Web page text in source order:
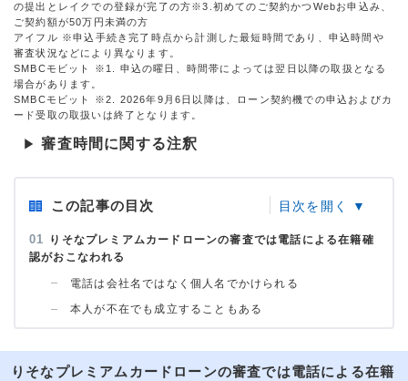
の提出とレイクでの登録が完了の方※3.初めてのご契約かつWebお申込み、
ご契約額が50万円未満の方
アイフル ※申込手続き完了時点から計測した最短時間であり、申込時間や
審査状況などにより異なります。
SMBCモビット ※1. 申込の曜日、時間帯によっては翌日以降の取扱となる
場合があります。
SMBCモビット ※2. 2026年9月6日以降は、ローン契約機での申込およびカ
ード受取の取扱いは終了となります。
▶ 審査時間に関する注釈
この記事の目次
りそなプレミアムカードローンの審査では電話による在籍確
認がおこなわれる
電話は会社名ではなく個人名でかけられる
本人が不在でも成立することもある
りそなプレミアムカードローンの審査では電話による在籍